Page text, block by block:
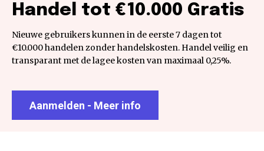
Handel tot €10.000 Gratis
Nieuwe gebruikers kunnen in de eerste 7 dagen tot
€10.000 handelen zonder handelskosten. Handel veilig en
transparant met de lagee kosten van maximaal 0,25%.
Aanmelden - Meer info